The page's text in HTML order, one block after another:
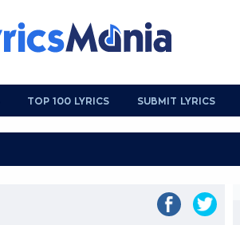
TOP 100 LYRICS SUBMIT LYRICS